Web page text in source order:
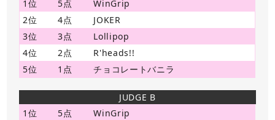
1位 5点
WinGrip
2位
4点
JOKER
3位
3点
Lollipop
4位
2点
R'heads!!
5位
1点 チョコレートバニラ
JUDGE B
1位
5点
WinGrip